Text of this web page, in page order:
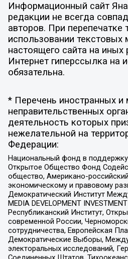
Информационный сайт
редакции не всегда
авторов. При перепечатке
использовании текстовых
настоящего сайта на иных
Интернет гиперссылка на
обязательна.
* Перечень иностранных
неправительственных
деятельность которых
нежелательной на
Федерации:
Национальный фонд в поддержку
Открытое Общество Фонд
общество, Американо-
экономическому и правовому
Демократический Институт
MEDIA DEVELOPMENT
Республиканский Институт,
современной России,
сотрудничества, Европейская
Демократические Выборы,
электоральных исследований,